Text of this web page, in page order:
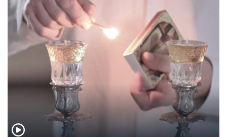
בריאיון מרתק